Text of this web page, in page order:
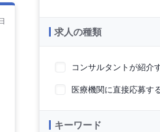
求人の種類
コンサルタントが紹介
医療機関に直接応募す
キーワード